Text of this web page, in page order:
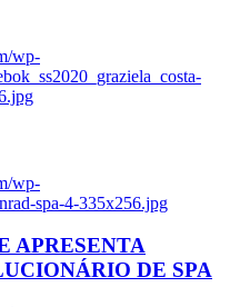
wp-
wp-
spa-4-335x256.jpg
APRESENTA
DE SPA